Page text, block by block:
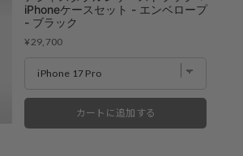
iPhoneケースセット - エンベロープ
- ブラック
Price
¥29,700
カートに追加する